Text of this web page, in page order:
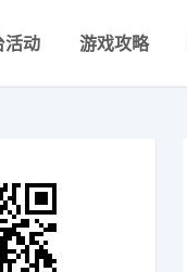
活动 游戏攻略